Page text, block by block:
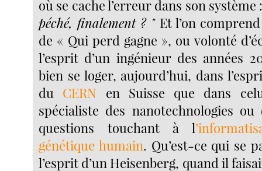
où se cache l’erreur dans son système
péché, finalement ? "Et l’on
de « Qui perd gagne », ou volonté
l’esprit d’un ingénieur des années
bien se loger, aujourd’hui, dans
du CERN en Suisse que dans
spécialiste des nanotechnologies ou
questions touchant à l
génétique humain. Qu’est-ce qui se
l’esprit d’un Heisenberg, quand il